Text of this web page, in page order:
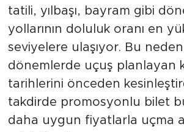
tatili, yılbaşı, bayram gibi
yollarının doluluk oranı en
seviyelere ulaşıyor. Bu
dönemlerde uçuş planlayan
tarihlerini önceden
takdirde promosyonlu bilet
daha uygun fiyatlarla uçma